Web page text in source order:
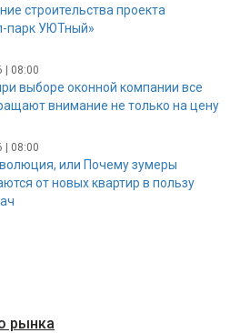
строительства проекта
парк УЮТный»
| 08:00
выборе оконной компании все
внимание не только на цену
| 08:00
или Почему зумеры
от новых квартир в пользу
рынка